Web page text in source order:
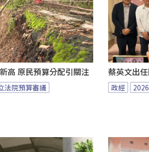
高 原民預算分配引關注
法院預算審議
蔡英文出
政經